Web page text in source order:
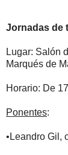
Jornadas de
Lugar: Salón
Marqués de
Horario: De
Ponentes:
•Leandro Gil,